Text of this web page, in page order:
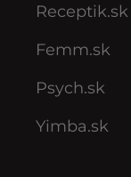
Receptik.sk
Femm.sk
Psych.sk
Yimba.sk